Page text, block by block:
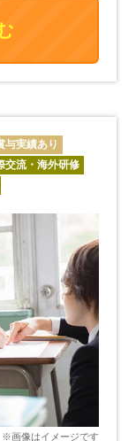
与実績あり
交流・海外研修